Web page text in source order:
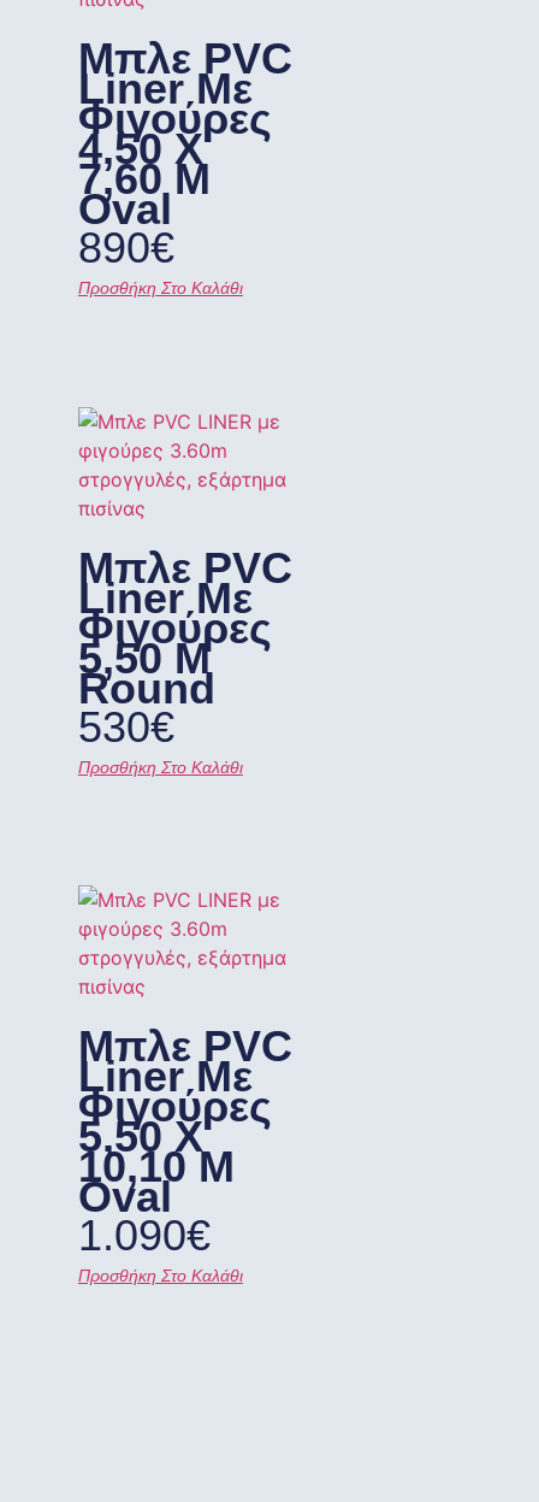
Μπλε PVC
Liner Με
Φιγούρες
4,50 X
7,60 M
Oval
890€
Προσθήκη Στο Καλάθι
Μπλε PVC
Liner Με
Φιγούρες
5,50 M
Round
530€
Προσθήκη Στο Καλάθι
Μπλε PVC
Liner Με
Φιγούρες
5,50 X
10,10 M
Oval
1.090€
Προσθήκη Στο Καλάθι